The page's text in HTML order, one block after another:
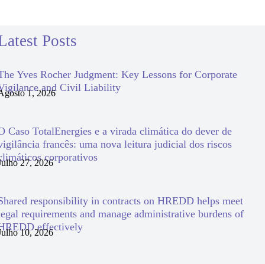
Posts
Yves Rocher Judgment: Key Lessons for Corporate
and Civil Liability
1, 2026
Caso TotalEnergies e a virada climática do dever de
francês: uma nova leitura judicial dos riscos
corporativos
27, 2026
responsibility in contracts on HREDD helps meet
requirements and manage administrative burdens of
effectively
10, 2026